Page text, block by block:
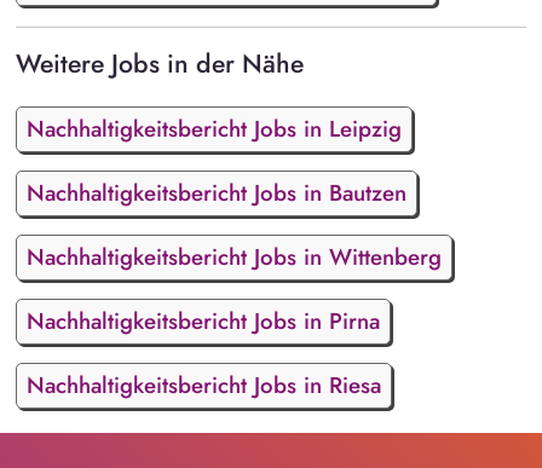
Weitere Jobs in der Nähe
Nachhaltigkeitsbericht Jobs in Leipzig
Nachhaltigkeitsbericht Jobs in Bautzen
Nachhaltigkeitsbericht Jobs in Wittenberg
Nachhaltigkeitsbericht Jobs in Pirna
Nachhaltigkeitsbericht Jobs in Riesa